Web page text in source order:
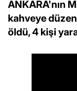
ANKARA'nın
kahveye
öldü, 4 kişi